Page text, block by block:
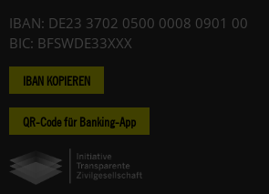
IBAN: DE23 3702 0500 0008 0901 00
BIC: BFSWDE33XXX
IBAN KOPIEREN
QR-Code für Banking-App